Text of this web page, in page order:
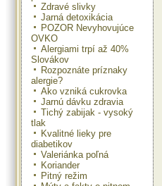
Zdravé slivky
Jarná detoxikácia
POZOR Nevyhovujúce
OVKO
Alergiami trpí až 40%
Slovákov
Rozpoznáte príznaky
alergie?
Ako vzniká cukrovka
Jarnú dávku zdravia
Tichý zabijak - vysoký
tlak
Kvalitné lieky pre
diabetikov
Valeriánka poľná
Koriander
Pitný režim